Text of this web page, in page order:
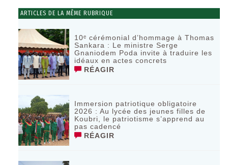
ARTICLES DE LA MÊME RUBRIQUE
10ᵉ cérémonial d’hommage à Thomas
Sankara : Le ministre Serge
Gnaniodem Poda invite à traduire les
idéaux en actes concrets
RÉAGIR
Immersion patriotique obligatoire
2026 : Au lycée des jeunes filles de
Koubri, le patriotisme s’apprend au
pas cadencé
RÉAGIR